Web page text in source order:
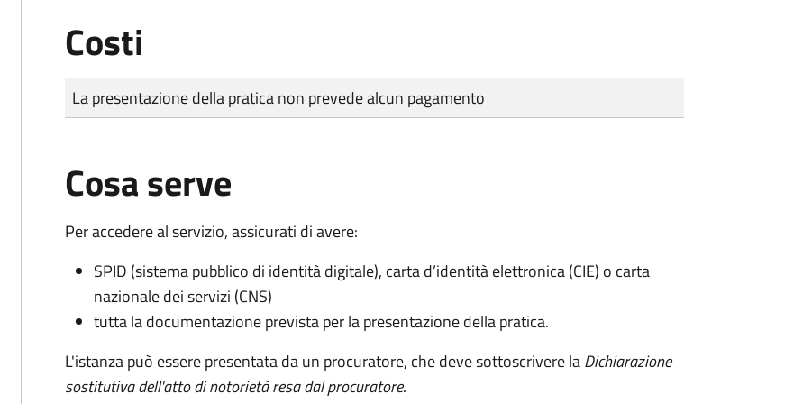
Costi
Tipo di pagamento
Importo
La presentazione della pratica non prevede alcun pagamento
Cosa serve
Per accedere al servizio, assicurati di avere:
SPID (sistema pubblico di identità digitale), carta d’identità elettronica (CIE) o carta
nazionale dei servizi (CNS)
tutta la documentazione prevista per la presentazione della pratica.
L'istanza può essere presentata da un procuratore, che deve sottoscrivere laDichiarazione
sostitutiva dell'atto di notorietà resa dal procuratore.